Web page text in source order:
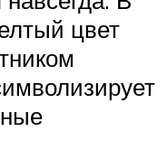
цвет